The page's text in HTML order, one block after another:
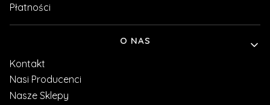
Płatności
O NAS
Kontakt
Nasi Producenci
Nasze Sklepy